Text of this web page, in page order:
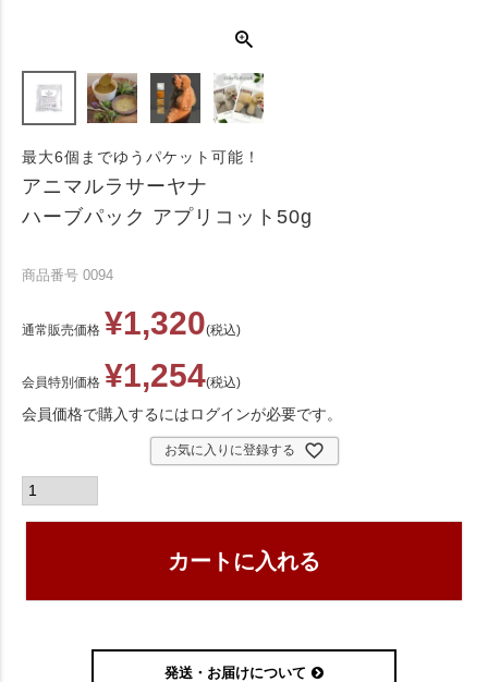
最大6個までゆうパケット可能！
アニマルラサーヤナ
ハーブパック アプリコット50g
商品番号 0094
通常販売価格 ¥1,320 税込
会員特別価格 ¥1,254 税込
会員価格で購入するにはログインが必要です。
お気に入りに登録する
カートに入れる
発送・お届けについて